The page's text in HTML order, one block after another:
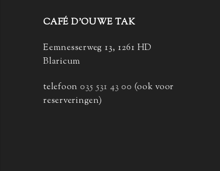
CAFÉ D’OUWE TAK
Eemnesserweg 13, 1261 HD
Blaricum
telefoon 035 531 43 00 (ook voor
reserveringen)